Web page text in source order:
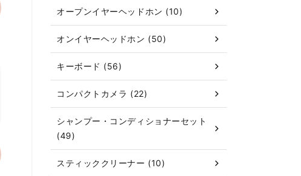
オープンイヤーヘッドホン (10)
オンイヤーヘッドホン (50)
キーボード (56)
コンパクトカメラ (22)
シャンプー・コンディショナーセット
(49)
スティッククリーナー (10)